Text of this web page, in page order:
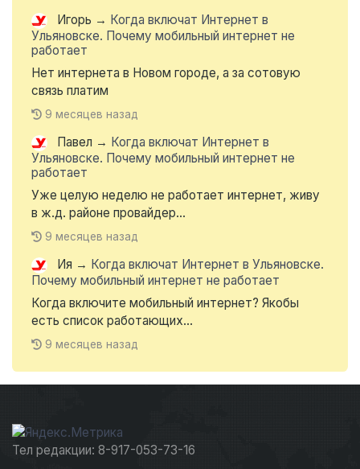
Игорь → Когда включат Интернет в
Ульяновске. Почему мобильный интернет не
работает
Нет интернета в Новом городе, а за сотовую
связь платим
9 месяцев назад
Павел → Когда включат Интернет в
Ульяновске. Почему мобильный интернет не
работает
Уже целую неделю не работает интернет, живу
в ж.д. районе провайдер...
9 месяцев назад
Ия → Когда включат Интернет в Ульяновске.
Почему мобильный интернет не работает
Когда включите мобильный интернет? Якобы
есть список работающих...
9 месяцев назад
Тел редакции: 8-917-053-73-16